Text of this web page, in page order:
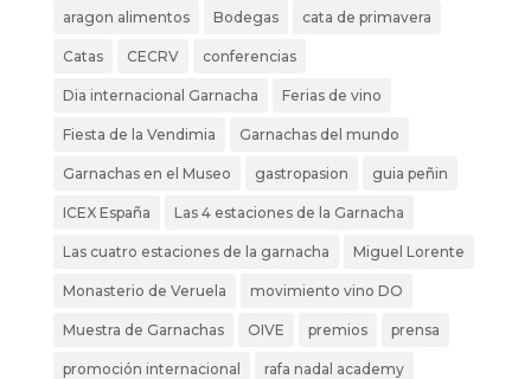
aragon alimentos Bodegas cata de primavera
Catas CECRV conferencias
Dia internacional Garnacha Ferias de vino
Fiesta de la Vendimia Garnachas del mundo
Garnachas en el Museo gastropasion guia peñin
ICEX España Las 4 estaciones de la Garnacha
Las cuatro estaciones de la garnacha Miguel Lorente
Monasterio de Veruela movimiento vino DO
Muestra de Garnachas OIVE premios prensa
promoción internacional rafa nadal academy